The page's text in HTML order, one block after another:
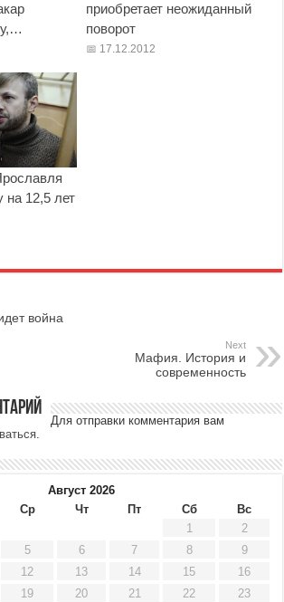
приобретает неожиданный
поворот
17.12.2012
на 12,5 лет
война
Next
Мафия. История и
современность
Для отправки комментария вам
.
Август 2026
Ср Чт Пт Сб
Вс
1
2
5 6 7 8
9
12 13 14 15
16
19 20 21 22
23